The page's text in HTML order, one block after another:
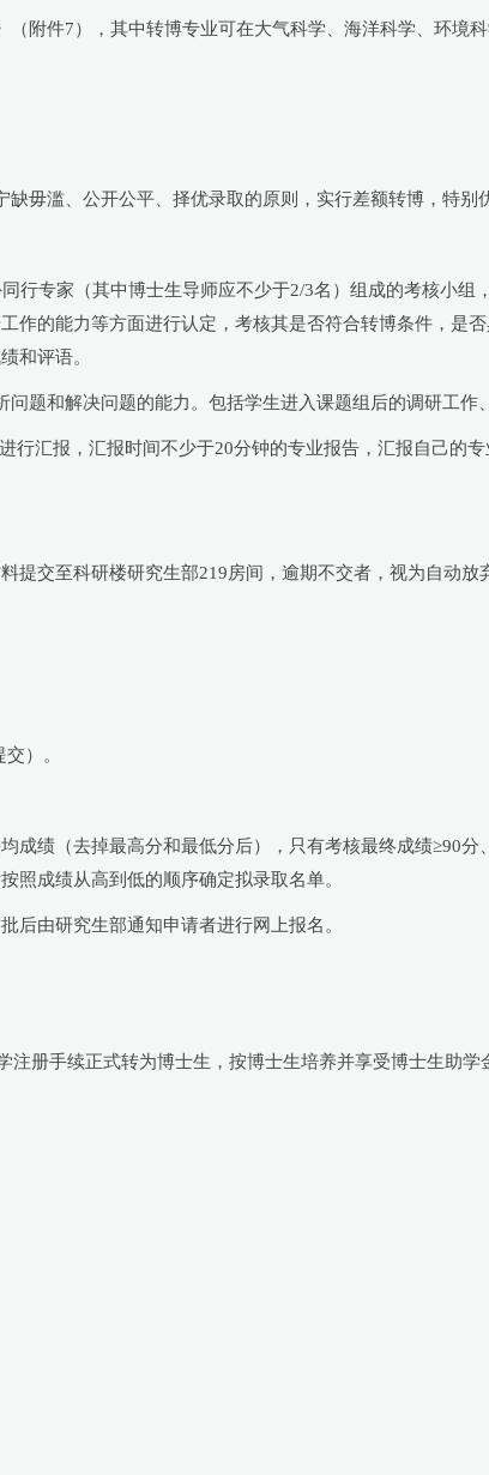
附件7），其中转博专业可在大气科学、海洋科学、环境
毋滥、公开公平、择优录取的原则，实行差额转博，特别
行专家（其中博士生导师应不少于2/3名）组成的考核小组
作的能力等方面进行认定，考核其是否符合转博条件，是
和评语。
题和解决问题的能力。包括学生进入课题组后的调研工作
汇报，汇报时间不少于20分钟的专业报告，汇报自己的
提交至科研楼研究生部219房间，逾期不交者，视为自动放
）。
成绩（去掉最高分和最低分后），只有考核最终成绩≥90
照成绩从高到低的顺序确定拟录取名单。
后由研究生部通知申请者进行网上报名。
册手续正式转为博士生，按博士生培养并享受博士生助